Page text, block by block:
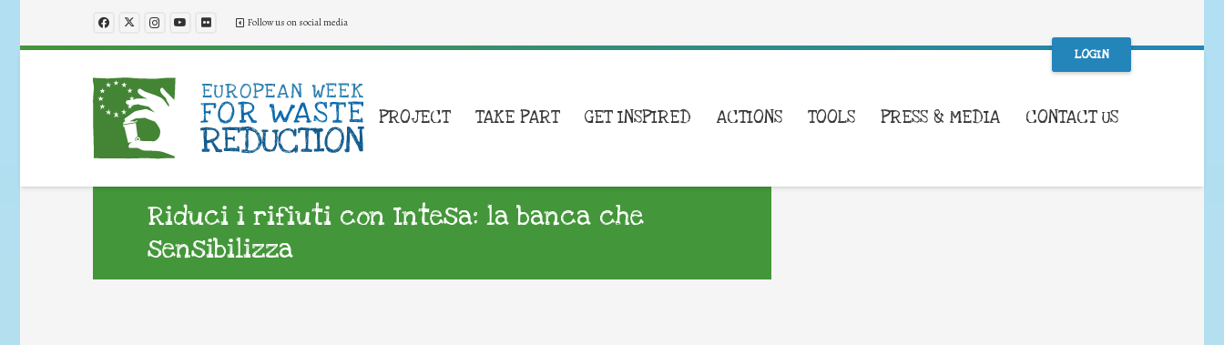
Follow us on social media
LOGIN
PROJECT TAKE PART GET INSPIRED ACTIONS TOOLS PRESS & MEDIA CONTACT US
Riduci i rifiuti con Intesa: la banca che
sensibilizza